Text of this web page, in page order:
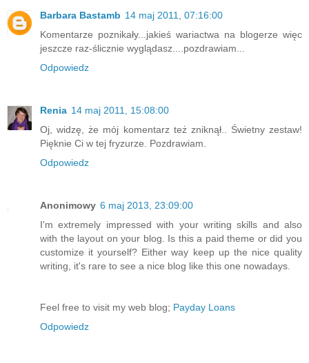
Barbara Bastamb 14 maj 2011, 07:16:00
Komentarze poznikały...jakieś wariactwa na blogerze więc
jeszcze raz-ślicznie wyglądasz....pozdrawiam...
Odpowiedz
Renia 14 maj 2011, 15:08:00
Oj, widzę, że mój komentarz też zniknął.. Świetny zestaw!
Pięknie Ci w tej fryzurze. Pozdrawiam.
Odpowiedz
Anonimowy 6 maj 2013, 23:09:00
I'm extremely impressed with your writing skills and also
with the layout on your blog. Is this a paid theme or did you
customize it yourself? Either way keep up the nice quality
writing, it's rare to seе a nice blog like this one nowadаys.
Feel frее to visit my web blog; Payday Loans
Odpowiedz